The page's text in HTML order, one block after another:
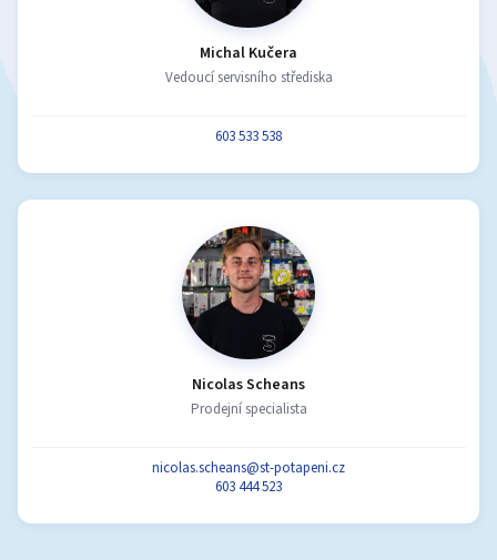
Michal Kučera
Vedoucí servisního střediska
603 533 538
Nicolas Scheans
Prodejní specialista
nicolas.scheans@st-potapeni.cz
603 444 523